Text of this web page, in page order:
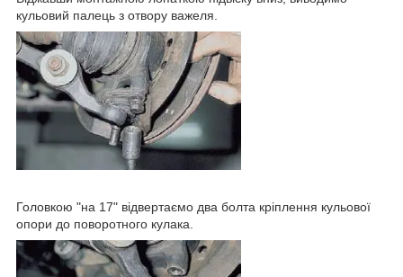
кульовий палець з отвору важеля.
Головкою "на 17" відвертаємо два болта кріплення кульової
опори до поворотного кулака.